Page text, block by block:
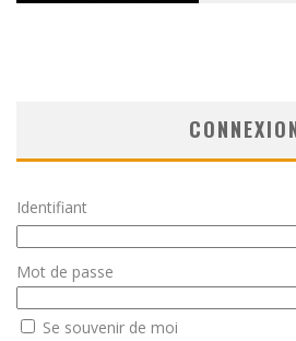
Identifiant
Mot de passe
Se souvenir de moi